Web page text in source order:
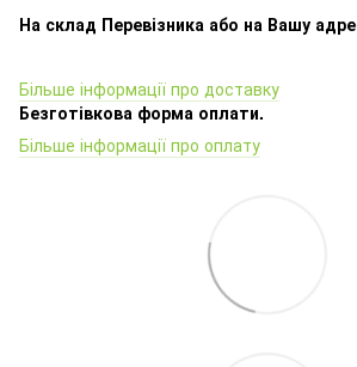
На склад Перевізника або на Вашу
Більше інформації про доставку
Безготівкова форма оплати.
Більше інформації про оплату